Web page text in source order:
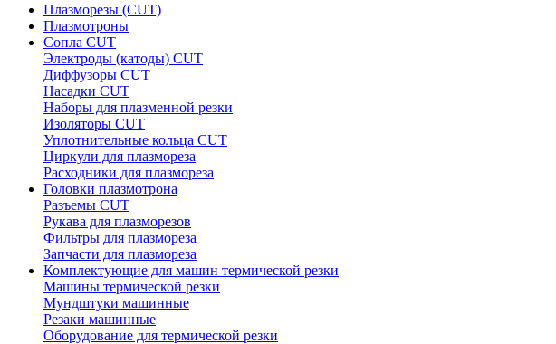
Плазморезы (CUT)
Плазмотроны
Сопла CUT
Электроды (катоды) CUT
Диффузоры CUT
Насадки CUT
Наборы для плазменной резки
Изоляторы CUT
Уплотнительные кольца CUT
Циркули для плазмореза
Расходники для плазмореза
Головки плазмотрона
Разъемы CUT
Рукава для плазморезов
Фильтры для плазмореза
Запчасти для плазмореза
Комплектующие для машин термической резки
Машины термической резки
Мундштуки машинные
Резаки машинные
Оборудование для термической резки